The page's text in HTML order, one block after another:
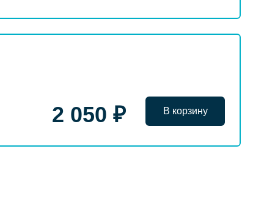
2 050 ₽ В корзину